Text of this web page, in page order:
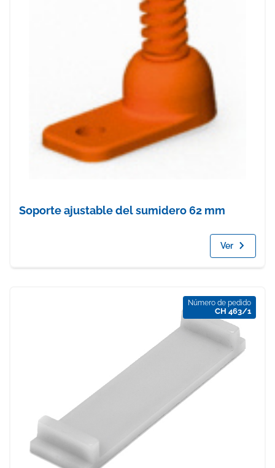
Soporte ajustable del sumidero 62 mm
Ver
Número de pedido
CH 463/1